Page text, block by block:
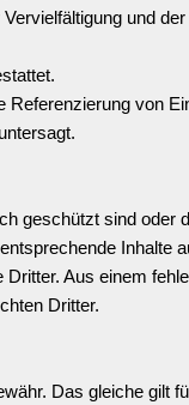
und
Referenzierungvon
geschützt sind
Inhalte
Aus einem
Dritter.
Das gleiche gilt